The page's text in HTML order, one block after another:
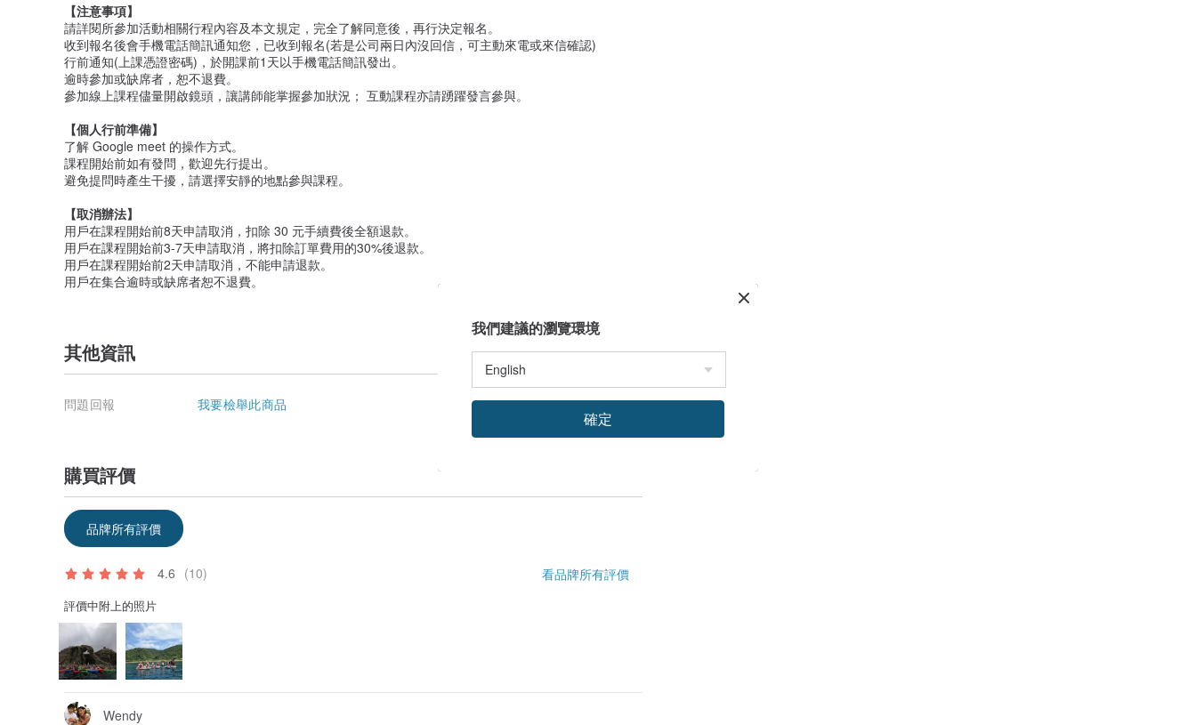
【課程特色】
線上學習: 不受地點限制。
互動分享: 創造知識與觀點的流動。
客戶滿意度超高: 感謝客戶給了我們很多很棒的回饋及很高的評價，FB維持高評價4.9★!
價格實惠: 提供內容豐富專業，性價比CP值超高!!
講師介紹 > 課程說明 > 主題探討 > 互動學習 > 分享
【課程對象】
適合年齡為 12歲以上
【課程人數】
每梯次最低15人開課 (若人數不足無法開課，將於三天前通知您改期保留或退費)
【費用包含】
講師指導教學
台灣走透自2012年成立，成立的初衷就是將我們對大自然及戶外活動的熱愛，分享給大家。這幾年
累積了非常多帶隊活動的經驗，對於參加者不同的參與狀況，對於活動的場域狀態，有高度的掌握，
台灣走透的目標，就是打造每一次的活動，每一次的營隊，成為最美好最安全的經驗。
報名後保留名額三天，三天內如未繳費則釋出名額給其他參加者。
收到報名後會手機電話簡訊通知您，已收到報名(若是公司兩日內沒回信，可主動來電或來信確認)
完成付款後，經公司確認後，即完成報名手續。
此活動為線上活動。
課程憑證密碼，於開課前1天以手機電話簡訊發出。
核對；不併用其他優惠)
【注意事項】
請詳閱所參加活動相關行程內容及本文規定，完全了解同意後，再行決定報名。
收到報名後會手機電話簡訊通知您，已收到報名(若是公司兩日內沒回信，可主動來電或來信確認)
行前通知(上課憑證密碼)，於開課前1天以手機電話簡訊發出。
逾時參加或缺席者，恕不退費。
參加線上課程儘量開啟鏡頭，讓講師能掌握參加狀況； 互動課程亦請踴躍發言參與。
【個人行前準備】
了解 Google meet 的操作方式。
課程開始前如有發問，歡迎先行提出。
避免提問時產生干擾，請選擇安靜的地點參與課程。
【取消辦法】
用戶在課程開始前8天申請取消，扣除 30 元手續費後全額退款。
用戶在課程開始前3-7天申請取消，將扣除訂單費用的30%後退款。
用戶在課程開始前2天申請取消，不能申請退款。
用戶在集合逾時或缺席者恕不退費。
其他資訊
問題回報 我要檢舉此商品
購買評價
品牌所有評價
4.6 (10) 看品牌所有評價
評價中附上的照片
Wendy
我們建議的瀏覽環境
確定